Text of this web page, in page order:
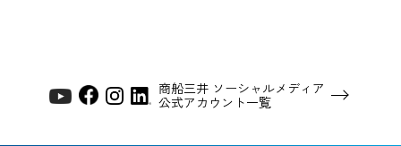
商船三井 ソーシャルメディア
公式アカウント一覧